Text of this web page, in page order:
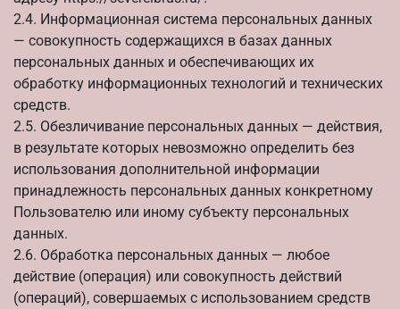
2.4. Информационная система персональных данных
— совокупность содержащихся в базах данных
персональных данных и обеспечивающих их
обработку информационных технологий и технических
средств.
2.5. Обезличивание персональных данных — действия,
в результате которых невозможно определить без
использования дополнительной информации
принадлежность персональных данных конкретному
Пользователю или иному субъекту персональных
данных.
2.6. Обработка персональных данных — любое
действие (операция) или совокупность действий
(операций), совершаемых с использованием средств